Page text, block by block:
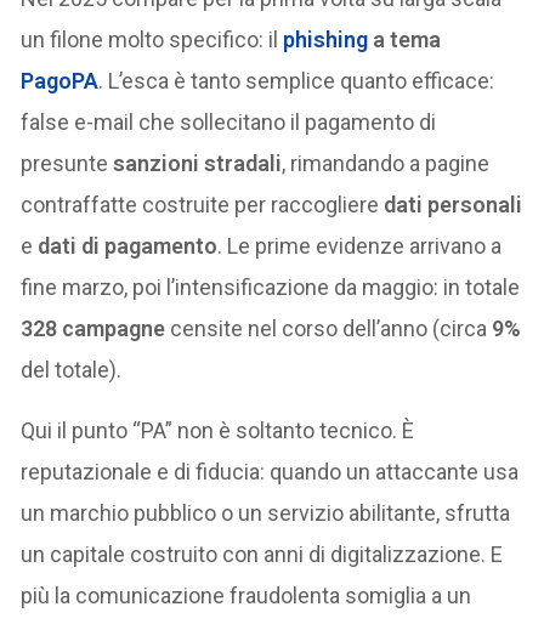
un filone molto specifico: il phishing a tema
PagoPA. L’esca è tanto semplice quanto efficace:
false e-mail che sollecitano il pagamento di
presuntesanzioni stradali, rimandando a pagine
contraffatte costruite per raccogliere dati personali
e dati di pagamento. Le prime evidenze arrivano a
fine marzo, poi l’intensificazione da maggio: in totale
328 campagne censite nel corso dell’anno (circa 9%
del totale).
Qui il punto “PA” non è soltanto tecnico. È
reputazionale e di fiducia: quando un attaccante usa
un marchio pubblico o un servizio abilitante, sfrutta
un capitale costruito con anni di digitalizzazione. E
più la comunicazione fraudolenta somiglia a un